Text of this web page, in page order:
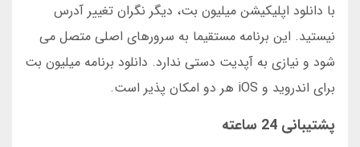
با دانلود اپلیکیشن میلیون بت، دیگر نگران تغییر آدرس
نیستید. این برنامه مستقیما به سرورهای اصلی متصل می
شود و نیازی به آپدیت دستی ندارد. دانلود برنامه میلیون بت
برای اندروید و iOS هر دو امکان پذیر است.
پشتیبانی 24 ساعته